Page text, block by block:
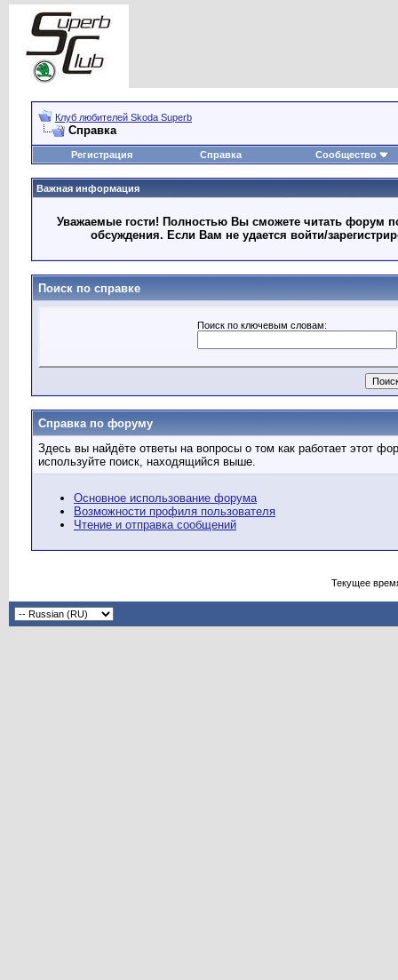
Клуб любителей Skoda Superb
Справка
Регистрация Справка Сообщество
Важная информация
Уважаемые гости! Полностью Вы сможете читать форум
обсуждения. Если Вам не удается войти/
Поиск по справке
Поиск по ключевым словам:
Справка по форуму
Здесь вы найдёте ответы на вопросы о том как работает этот
используйте поиск, находящийся выше.
Основное использование форума
Возможности профиля пользователя
Чтение и отправка сообщений
Текущее